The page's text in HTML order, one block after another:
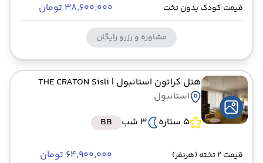
قیمت کودک بدون تخت ۳۸٬۶۰۰٬۰۰۰ تومان
مشاوره و رزرو رایگان
هتل کراتون استانبول | THE CRATON Sisli
استانبول
5 ستاره
3 شب BB
قیمت 2 تخته (هرنفر) ۶۴٬۹۰۰٬۰۰۰ تومان